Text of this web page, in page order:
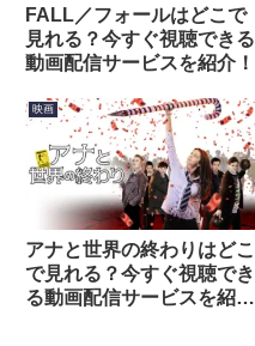
FALL／フォールはどこで
見れる？今すぐ視聴できる
動画配信サービスを紹介！
映画
アナと世界の終わりはどこ
で見れる？今すぐ視聴でき
る動画配信サービスを紹